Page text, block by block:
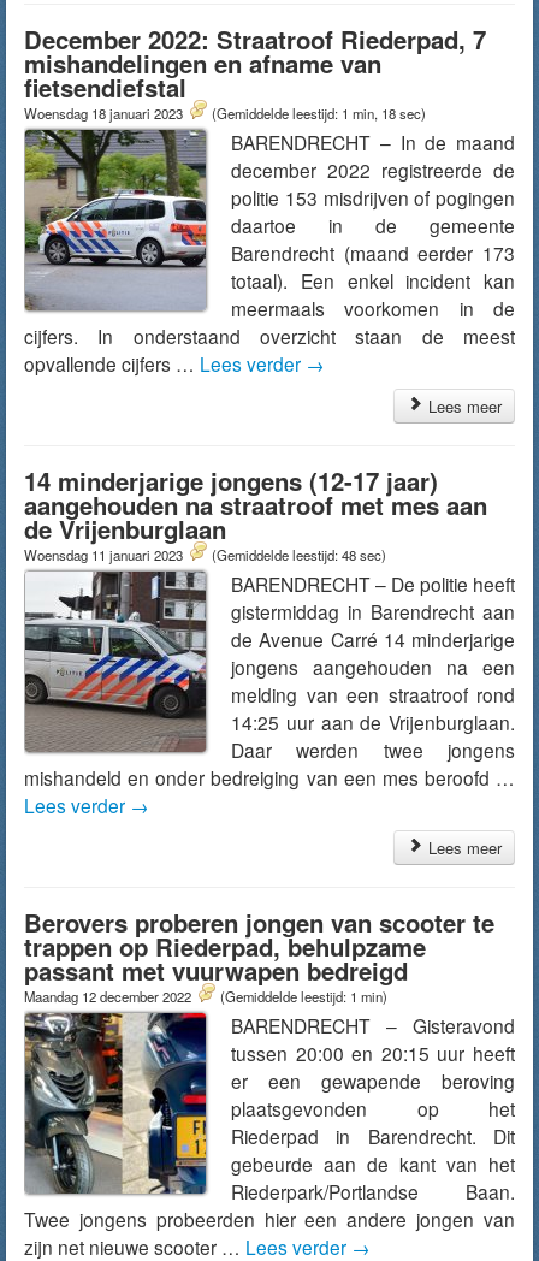
December 2022: Straatroof Riederpad, 7
mishandelingen en afname van
fietsendiefstal
Woensdag 18 januari 2023 (Gemiddelde leestijd: 1 min, 18 sec)
BARENDRECHT – In de maand
december 2022 registreerde de
politie 153 misdrijven of pogingen
daartoe in de gemeente
Barendrecht (maand eerder 173
totaal). Een enkel incident kan
meermaals voorkomen in de
cijfers. In onderstaand overzicht staan de meest
opvallende cijfers … Lees verder →
Lees meer
14 minderjarige jongens (12-17 jaar)
aangehouden na straatroof met mes aan
de Vrijenburglaan
Woensdag 11 januari 2023 (Gemiddelde leestijd: 48 sec)
BARENDRECHT – De politie heeft
gistermiddag in Barendrecht aan
de Avenue Carré 14 minderjarige
jongens aangehouden na een
melding van een straatroof rond
14:25 uur aan de Vrijenburglaan.
Daar werden twee jongens
mishandeld en onder bedreiging van een mes beroofd …
Lees verder →
Lees meer
Berovers proberen jongen van scooter te
trappen op Riederpad, behulpzame
passant met vuurwapen bedreigd
Maandag 12 december 2022 (Gemiddelde leestijd: 1 min)
BARENDRECHT – Gisteravond
tussen 20:00 en 20:15 uur heeft
er een gewapende beroving
plaatsgevonden op het
Riederpad in Barendrecht. Dit
gebeurde aan de kant van het
Riederpark/Portlandse Baan.
Twee jongens probeerden hier een andere jongen van
zijn net nieuwe scooter … Lees verder →